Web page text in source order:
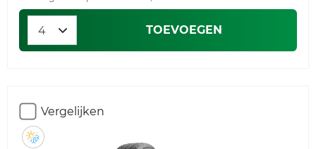
TOEVOEGEN
Vergelijken